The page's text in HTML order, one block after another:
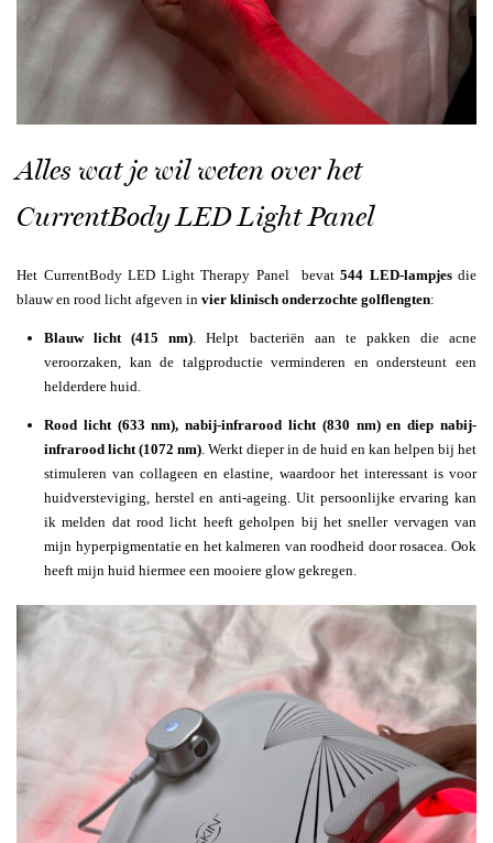
Alles wat je wil weten over het
CurrentBody LED Light Panel
Het CurrentBody LED Light Therapy Panel bevat 544 LED-lampjesdie
blauw en rood licht afgeven in vier klinisch onderzochte golflengten:
Blauw licht (415 nm) . Helpt bacteriën aan te pakken die acne
veroorzaken, kan de talgproductie verminderen en ondersteunt een
helderdere huid.
Rood licht (633 nm), nabij-infrarood licht (830 nm) en diep nabij-
infrarood licht (1072 nm) . Werkt dieper in de huid en kan helpen bij het
stimuleren van collageen en elastine, waardoor het interessant is voor
huidversteviging, herstel en anti-ageing. Uit persoonlijke ervaring kan
ik melden dat rood licht heeft geholpen bij het sneller vervagen van
mijn hyperpigmentatie en het kalmeren van roodheid door rosacea. Ook
heeft mijn huid hiermee een mooiere glow gekregen.